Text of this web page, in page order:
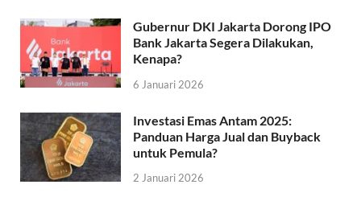
Gubernur DKI Jakarta Dorong IPO
Bank Jakarta Segera Dilakukan,
Kenapa?
6 Januari 2026
Investasi Emas Antam 2025:
Panduan Harga Jual dan Buyback
untuk Pemula?
2 Januari 2026